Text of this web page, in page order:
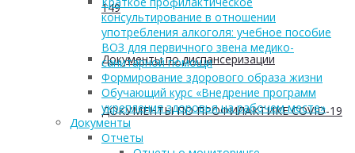
149
Документы по диспансеризации
ДОКУМЕНТЫ ПО ПРОФИЛАКТИКЕ COVID-19
консультирование в отношении
употребления алкоголя: учебное пособие
ВОЗ для первичного звена медико-
санитарной помощи
Формирование здорового образа жизни
Обучающий курс «Внедрение программ
укрепления здоровья на рабочем месте»
Документы
Отчеты